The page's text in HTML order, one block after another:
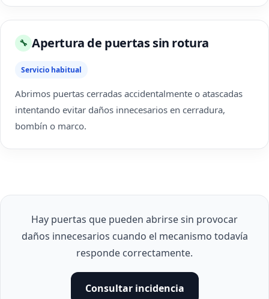
🔧 Apertura de puertas sin rotura
Servicio habitual
Abrimos puertas cerradas accidentalmente o atascadas
intentando evitar daños innecesarios en cerradura,
bombín o marco.
Hay puertas que pueden abrirse sin provocar
daños innecesarios cuando el mecanismo todavía
responde correctamente.
Consultar incidencia